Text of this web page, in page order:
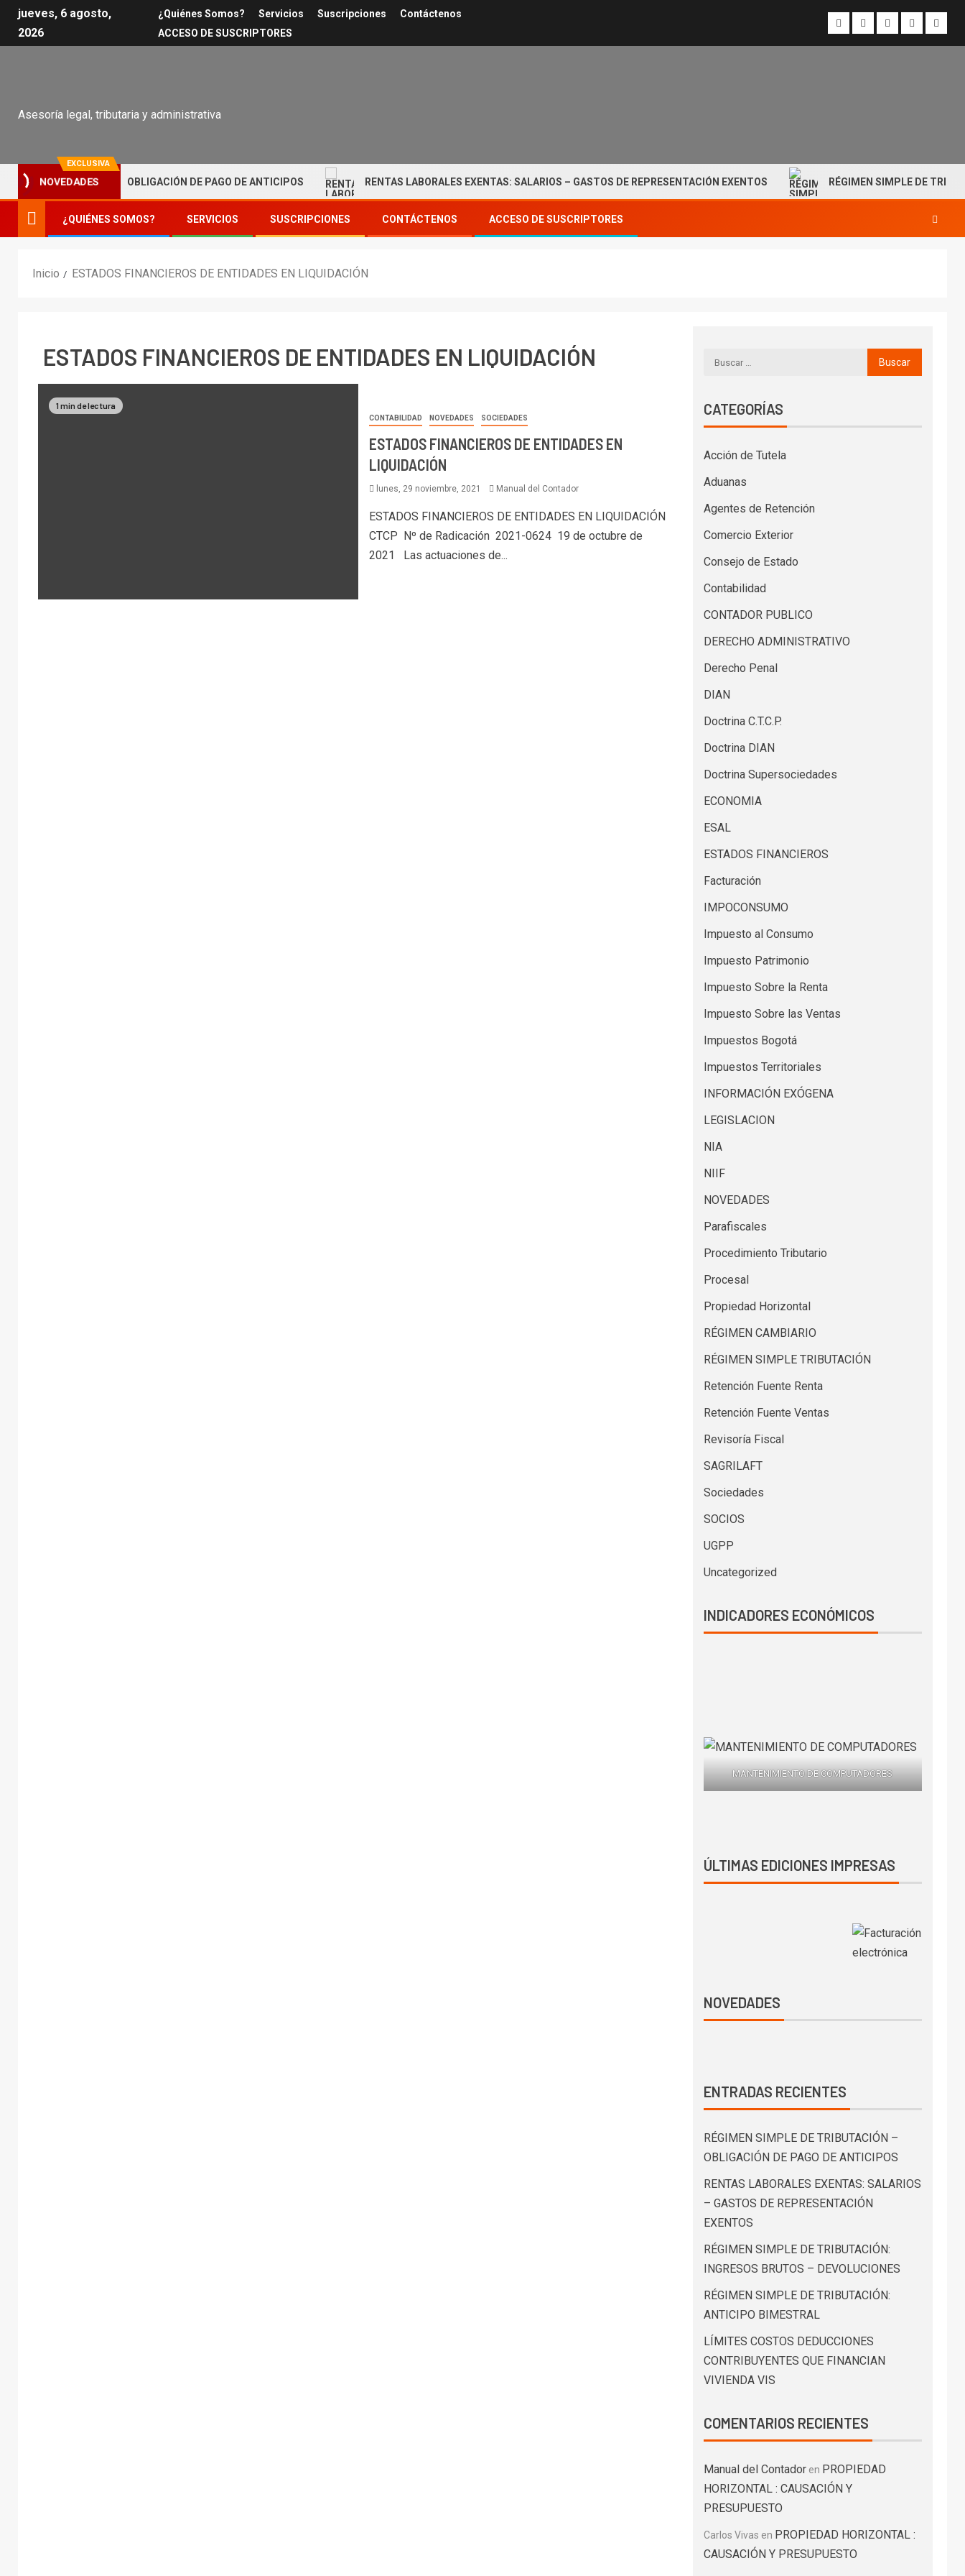
jueves, 6 agosto,
2026
¿Quiénes Somos? Servicios Suscripciones
Contáctenos
ACCESO DE SUSCRIPTORES
Asesoría legal, tributaria y administrativa
EXCLUSIVA
NOVEDADES
TRIBUTACIÓN – OBLIGACIÓN DE PAGO DE ANTICIPOS RENTAS LABORALES EXENTAS: SALARIOS – GASTOS DE REPRESENTACIÓN EXENTOS RÉGIMEN SIMPLE DE
¿QUIÉNES SOMOS? SERVICIOS SUSCRIPCIONES CONTÁCTENOS ACCESO DE SUSCRIPTORES
Inicio ESTADOS FINANCIEROS DE ENTIDADES EN LIQUIDACIÓN
ESTADOS FINANCIEROS DE ENTIDADES EN LIQUIDACIÓN
1 min de lectura
CONTABILIDAD NOVEDADES SOCIEDADES
ESTADOS FINANCIEROS DE ENTIDADES EN
LIQUIDACIÓN
lunes, 29 noviembre, 2021 Manual del Contador
ESTADOS FINANCIEROS DE ENTIDADES EN LIQUIDACIÓN
CTCP Nº de Radicación 2021-0624 19 de octubre de
2021 Las actuaciones de...
CATEGORÍAS
Acción de Tutela
Aduanas
Agentes de Retención
Comercio Exterior
Consejo de Estado
Contabilidad
CONTADOR PUBLICO
DERECHO ADMINISTRATIVO
Derecho Penal
DIAN
Doctrina C.T.C.P.
Doctrina DIAN
Doctrina Supersociedades
ECONOMIA
ESAL
ESTADOS FINANCIEROS
Facturación
IMPOCONSUMO
Impuesto al Consumo
Impuesto Patrimonio
Impuesto Sobre la Renta
Impuesto Sobre las Ventas
Impuestos Bogotá
Impuestos Territoriales
INFORMACIÓN EXÓGENA
LEGISLACION
NIA
NIIF
NOVEDADES
Parafiscales
Procedimiento Tributario
Procesal
Propiedad Horizontal
RÉGIMEN CAMBIARIO
RÉGIMEN SIMPLE TRIBUTACIÓN
Retención Fuente Renta
Retención Fuente Ventas
Revisoría Fiscal
SAGRILAFT
Sociedades
SOCIOS
UGPP
Uncategorized
INDICADORES ECONÓMICOS
MANTENIMIENTO DE COMPUTADORES
ÚLTIMAS EDICIONES IMPRESAS
NOVEDADES
ENTRADAS RECIENTES
RÉGIMEN SIMPLE DE TRIBUTACIÓN –
OBLIGACIÓN DE PAGO DE ANTICIPOS
RENTAS LABORALES EXENTAS: SALARIOS
– GASTOS DE REPRESENTACIÓN
EXENTOS
RÉGIMEN SIMPLE DE TRIBUTACIÓN:
INGRESOS BRUTOS – DEVOLUCIONES
RÉGIMEN SIMPLE DE TRIBUTACIÓN:
ANTICIPO BIMESTRAL
LÍMITES COSTOS DEDUCCIONES
CONTRIBUYENTES QUE FINANCIAN
VIVIENDA VIS
COMENTARIOS RECIENTES
Manual del Contadoren PROPIEDAD
HORIZONTAL : CAUSACIÓN Y
PRESUPUESTO
Carlos Vivas en PROPIEDAD HORIZONTAL :
CAUSACIÓN Y PRESUPUESTO